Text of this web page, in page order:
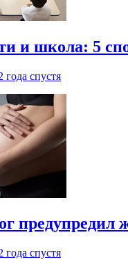
и школа: 5
года спустя
предупредил
года спустя